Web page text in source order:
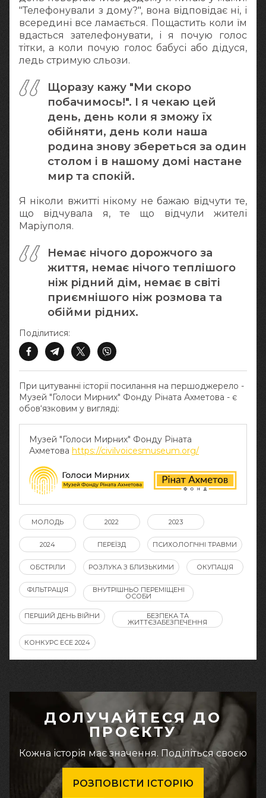
"Телефонували з дому?", вона відповідає ні, і
всередині все ламається. Пощастить коли їм
вдасться зателефонувати, і я почую голос
тітки, а коли почую голос бабусі або дідуся,
ледь стримую сльози.
Щоразу кажу "Ми скоро
побачимось!". І я чекаю цей
день, день коли я зможу їх
обійняти, день коли наша
родина знову збереться за один
столом і в нашому домі настане
мир та спокій.
Я ніколи вжитті нікому не бажаю відчути те,
що відчувала я, те що відчули жителі
Маріуполя.
Немає нічого дорожчого за
життя, немає нічого теплішого
ніж рідний дім, немає в світі
приємнішого ніж розмова та
обійми рідних.
При цитуванні історії посилання на першоджерело -
Музей "Голоси Мирних" Фонду Ріната Ахметова - є
обов‘язковим у вигляді:
Музей "Голоси Мирних" Фонду Ріната
Ахметова https://civilvoicesmuseum.org/
Поділитися:
МОЛОДЬ 2022 2023
2024 ПЕРЕЇЗД ПСИХОЛОГІЧНІ ТРАВМИ
ОБСТРІЛИ РОЗЛУКА З БЛИЗЬКИМИ ОКУПАЦІЯ
ФІЛЬТРАЦІЯ ВНУТРІШНЬО ПЕРЕМІЩЕНІ
ОСОБИ
ПЕРШИЙ ДЕНЬ ВІЙНИ БЕЗПЕКА ТА
ЖИТТЄЗАБЕЗПЕЧЕННЯ
КОНКУРС ЕСЕ 2024
ДОЛУЧАЙТЕСЯ ДО
ПРОЄКТУ
Кожна історія має значення. Поділіться своєю
РОЗПОВІСТИ ІСТОРІЮ